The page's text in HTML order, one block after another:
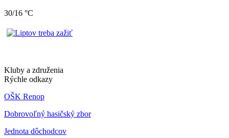
30/16 °C
Kluby a združenia
Rýchle odkazy
OŠK Renop
Dobrovoľný hasičský zbor
Jednota dôchodcov